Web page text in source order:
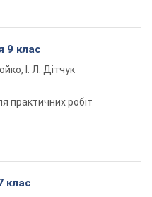
9 клас
І. Л. Дітчук
практичних робіт
клас